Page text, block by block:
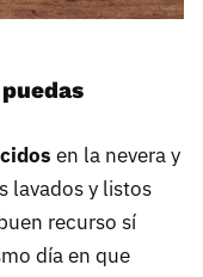
en la nevera y
lavados y listos
recurso sí
día en que